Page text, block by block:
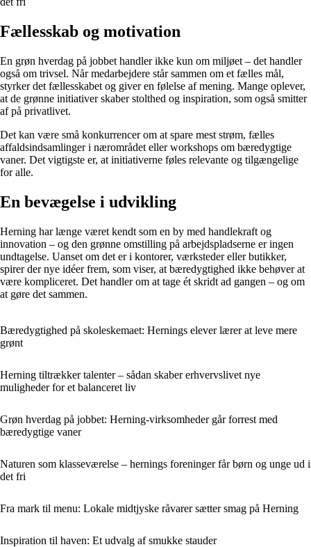
Fællesskab og motivation
En grøn hverdag på jobbet handler ikke kun om miljøet – det handler
også om trivsel. Når medarbejdere står sammen om et fælles mål,
styrker det fællesskabet og giver en følelse af mening. Mange oplever,
at de grønne initiativer skaber stolthed og inspiration, som også smitter
af på privatlivet.
Det kan være små konkurrencer om at spare mest strøm, fælles
affaldsindsamlinger i nærområdet eller workshops om bæredygtige
vaner. Det vigtigste er, at initiativerne føles relevante og tilgængelige
for alle.
En bevægelse i udvikling
Herning har længe været kendt som en by med handlekraft og
innovation – og den grønne omstilling på arbejdspladserne er ingen
undtagelse. Uanset om det er i kontorer, værksteder eller butikker,
spirer der nye idéer frem, som viser, at bæredygtighed ikke behøver at
være kompliceret. Det handler om at tage ét skridt ad gangen – og om
at gøre det sammen.
Bæredygtighed på skoleskemaet: Hernings elever lærer at leve mere
grønt
Herning tiltrækker talenter – sådan skaber erhvervslivet nye
muligheder for et balanceret liv
Grøn hverdag på jobbet: Herning-virksomheder går forrest med
bæredygtige vaner
Naturen som klasseværelse – hernings foreninger får børn og unge ud i
det fri
Fra mark til menu: Lokale midtjyske råvarer sætter smag på Herning
Inspiration til haven: Et udvalg af smukke stauder